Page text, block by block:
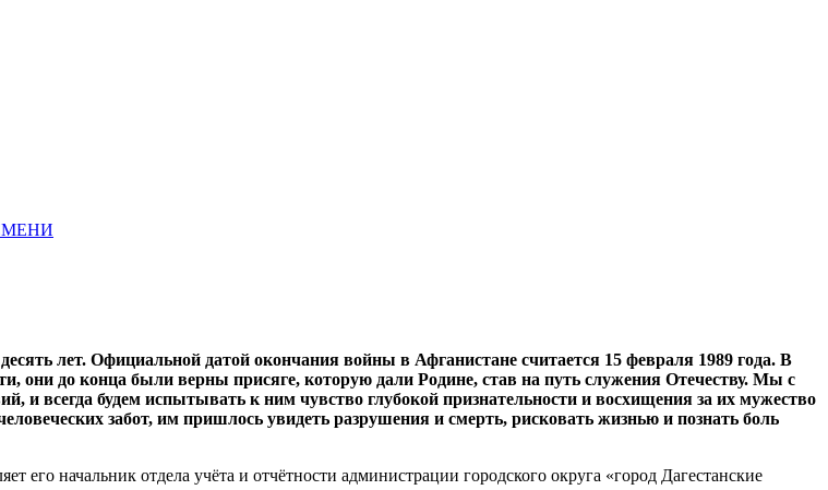
лет. Официальной датой окончания войны в Афганистане считается 15 февраля 1989 года. В
они до конца были верны присяге, которую дали Родине, став на путь служения Отечеству. Мы с
всегда будем испытывать к ним чувство глубокой признательности и восхищения за их мужество
забот, им пришлось увидеть разрушения и смерть, рисковать жизнью и познать боль
его начальник отдела учёта и отчётности администрации городского округа «город Дагестанские